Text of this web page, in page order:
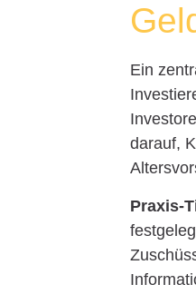
Ein
darauf,
Praxis-